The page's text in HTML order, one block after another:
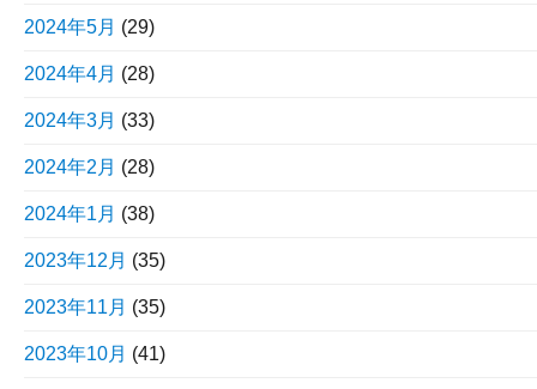
2024年5月 (29)
2024年4月 (28)
2024年3月 (33)
2024年2月 (28)
2024年1月 (38)
2023年12月 (35)
2023年11月 (35)
2023年10月 (41)